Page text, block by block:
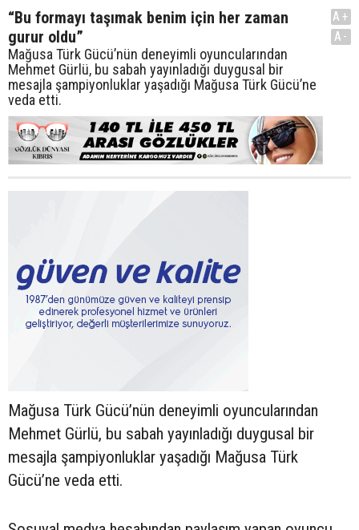
“Bu formayı taşımak benim için her zaman
gurur oldu”
Mağusa Türk Gücü’nün deneyimli oyuncularından
Mehmet Gürlü, bu sabah yayınladığı duygusal bir
mesajla şampiyonluklar yaşadığı Mağusa Türk Gücü’ne
veda etti.
A+
A-
Mağusa Türk Gücü’nün deneyimli oyuncularından
Mehmet Gürlü, bu sabah yayınladığı duygusal bir
mesajla şampiyonluklar yaşadığı Mağusa Türk
Gücü’ne veda etti.